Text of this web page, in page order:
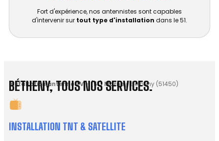
Fort d'expérience, nos antennistes sont capables
d'intervenir sur tout type d'installation dans le 51.
Installation antenne TV- (51) Marne- Bétheny (51450)
BÉTHENY, TOUS NOS SERVICES.
INSTALLATION TNT & SATELLITE